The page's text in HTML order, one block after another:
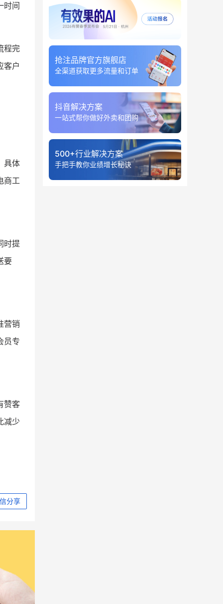
时间
程完
客户
具体
商工
时提
要
营销
员专
赞客
减少
分享
抢注品牌官方旗舰店
全渠道获取更多流量和订单
抖音解决方案
一站式帮你做好外卖和团购
500+行业解决方案
手把手教你业绩增长秘诀